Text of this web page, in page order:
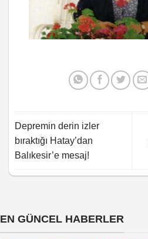
Depremin derin izler
bıraktığı Hatay’dan
Balıkesir’e mesaj!
EN GÜNCEL HABERLER